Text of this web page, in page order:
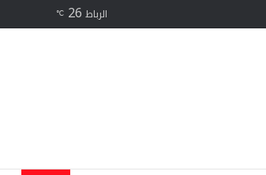
فيسبوك
الرباط 26
℃